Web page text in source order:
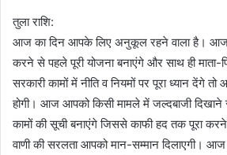
तुला राशि:
आज का दिन आपके लिए अनुकूल रहने वाला है।
करने से पहले पूरी योजना बनाएंगे और साथ ही
सरकारी कामों में नीति व नियमों पर पूरा ध्यान देंगे
होगी। आज आपको किसी मामले में जल्दबाजी
कामों की सूची बनाएंगे जिससे काफी हद तक पूरा
वाणी की सरलता आपको मान-सम्मान दिलाएगी। आज